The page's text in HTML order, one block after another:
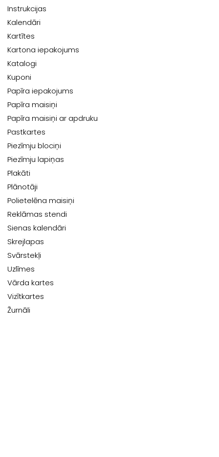
Instrukcijas
Kalendāri
Kartītes
Kartona iepakojums
Katalogi
Kuponi
Papīra iepakojums
Papīra maisiņi
Papīra maisiņi ar apdruku
Pastkartes
Piezīmju blociņi
Piezīmju lapiņas
Plakāti
Plānotāji
Polietelēna maisiņi
Reklāmas stendi
Sienas kalendāri
Skrejlapas
Svārstekļi
Uzlīmes
Vārda kartes
Vizītkartes
Žurnāli